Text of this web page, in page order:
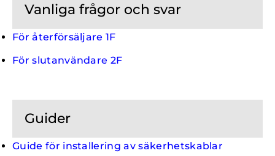
Vanliga frågor och svar
För återförsäljare 1F
För slutanvändare 2F
Guider
Guide för installering av säkerhetskablar